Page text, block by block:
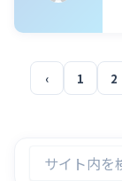
‹ 1 2